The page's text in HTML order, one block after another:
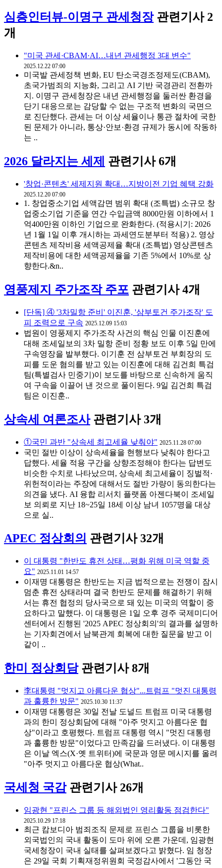
심층인터뷰-이명구 관세청장 관련기사 2
개
"미국 관세·CBAM·AI…내년 관세행정 3대 변수"
2025.12.22 07:00
미국발 관세정책 변화, EU 탄소국경조정제도(CBAM),
초국가범죄의 지능화, 그리고 AI 기반 국경관리 전환까
지. 이명구 관세청장은 내년 관세행정을 둘러싼 환경을
단기 대응으로는 감당할 수 없는 구조적 변화의 국면으
로 진단했다. 관세는 더 이상 세율이나 통관 절차에 국한
된 문제가 아니라, 통상·안보·환경 규제가 동시에 작동하
는 ..
2026 달라지는 세제 관련기사 6개
'창업·콘텐츠' 세제지원 확대…지방이전 기업 혜택 강화
2025.12.20 07:00
1. 창업중소기업 세액감면 범위 확대 (조특법) 소규모 창
업중소기업 기준을 연간 수입금액 8000만원 이하에서 1
억400만원 이하인 기업으로 완화한다. (적용시기: 2026
년 1월 1일 이후 개시하는 과세연도분부터 적용) 2. 영상
콘텐츠 제작비용 세액공제율 확대 (조특법) 영상콘텐츠
제작비용에 대한 세액공제율을 기존 5%에서 10%로 상
향한다.&n..
영풍제지 주가조작 주포 관련기사 4개
[단독] ④ '3차밀항 준비' 이진훈, '삼부토건 주가조작' 도
피 조력으로 구속 2025.12.09 15:03
법원이 영풍제지 주가조작 사건의 핵심 인물 이진훈에
대해 조세일보의 3차 밀항 준비 정황 보도 이후 5일 만에
구속영장을 발부했다. 이기훈 전 삼부토건 부회장의 도
피를 도운 혐의를 받고 있는 이진훈에 대해 김건희 특검
팀(특별검사 민중기)이 보도를 바탕으로 신속하게 움직
여 구속을 이끌어 낸 것으로 풀이된다. 9일 김건희 특검
팀은 이진훈..
상속세 여론조사 관련기사 3개
①국민 과반 "상속세 최고세율 낮춰야" 2025.11.28 07:00
국민 절반 이상이 상속세율을 현행보다 낮춰야 한다고
답했다. 세율 적용 구간을 상향조정해야 한다는 답변도
비슷한 수치로 나타났으며, 상속세 최고세율이 징벌적·
위헌적이라는 주장에 대해서도 절반 가량이 동의한다는
의견을 냈다. AI 융합 리서치 플랫폼 아젠다북이 조세일
보 의뢰로 지난 18~25일 18세 이상 남녀 1057명을 대상
으로 실..
APEC 정상회의 관련기사 32개
이 대통령 "한반도 휴전 상태…평화 위해 미국 역할 중
요" 2025.11.01 14:57
이재명 대통령은 한반도는 지금 법적으로는 전쟁이 잠시
멈춘 휴전 상태라며 결국 한반도 문제를 해결하기 위해
서는 휴전 협정의 당사국으로 돼 있는 미국의 역할이 중
요하다고 말했다. 이 대통령은 1일 오후 경주 국제미디어
센터에서 진행된 '2025 APEC 정상회의'의 결과를 설명하
는 기자회견에서 남북관계 회복에 대한 질문을 받고 이
같이 ..
한미 정상회담 관련기사 8개
李대통령 "멋지고 아름다운 협상"...트럼프 "멋진 대통령
과 훌륭한 방문" 2025.10.30 11:37
이재명 대통령은 30일 전날 도널드 트럼프 미국 대통령
과의 한미 정상회담에 대해 "아주 멋지고 아름다운 협
상"이라고 호평했다. 트럼프 대통령 역시 "멋진 대통령
과 훌륭한 방문"이었다고 만족감을 드러냈다. 이 대통령
은 이날 엑스(X·옛 트위터)에 국문과 영문 메시지를 올려
"아주 멋지고 아름다운 협상(What..
국세청 국감 관련기사 26개
임광현 "프린스 그룹 등 해외법인 영리활동 점검한다"
2025.10.29 17:18
최근 캄보디아 범죄조직 문제로 프린스 그룹을 비롯한
외국법인의 국내 활동이 도마 위에 오른 가운데, 임광현
국세청장이 국내 실태를 살펴보겠다고 밝혔다. 임 청장
은 29일 국회 기획재정위원회 국정감사에서 '그동안 국